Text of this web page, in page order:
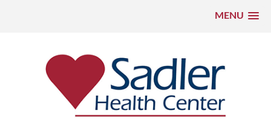
MENU